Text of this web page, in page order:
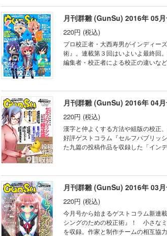
連載第４回〉 練習の成果は？ 本格
にぽっくめいきんぐ『フィエロ王国
〈小説〉 ヒューマノイドとRestNet
レイな花嫁さんはスキですか？ 制作チーム：0.9Gravitation／宮比のん／原田晶文／晴海まどか／竹元かつみ／鷹
野凌
月刊群雛 (GunSu) 2016年 05
220円 (税込)
プロ校正者・大西寿男がインディー
術』。連載第３回はいよいよ最終回
編集者・校正者による校正の違いなど、今回も必読！ このほか、磨きあげた七
トライン』〈小説・連載第３回〉 セ
戦記』〈小説・連載第１回〉 王様視
説・連載第２回〉 女の子だらけの鉄
い街。みんなどこへ行ったの？ ●菊
件の謎？ ●波野發作『クルンテープ
どもの日に、はしゃがないこどもたち 制作チーム：0.9Gravitation／宮比のん／原田晶文／晴海まどか／竹元
み／鷹野凌
月刊群雛 (GunSu) 2016年 04
220円 (税込)
漢字と仲よくする方法や組版の校正
好評ゲストコラム『セルフパブリッシングの
た九篇の投稿作品を収録した「イン
健太郎『不思議のアリス』〈小説〉
の掟』〈小説〉 妄想が生み出すサイ
ム〉 インディーズ作家のためのＳＮ
いだらけの宇宙船選び ●新矢イチ『
争譚 ●浅野佑暉『奏でるということ
〈小説・連載第１回〉 テツな女の子
れたくない秘密 ●蒼真怜『群雛』〈表紙イラスト〉 雛とタブ
月刊群雛 (GunSu) 2016年 03
220円 (税込)
今月号から始まるゲストコラム新連
シングのための校正術』！ 小さなミスも見
を収録。作家と制作チームの相互協